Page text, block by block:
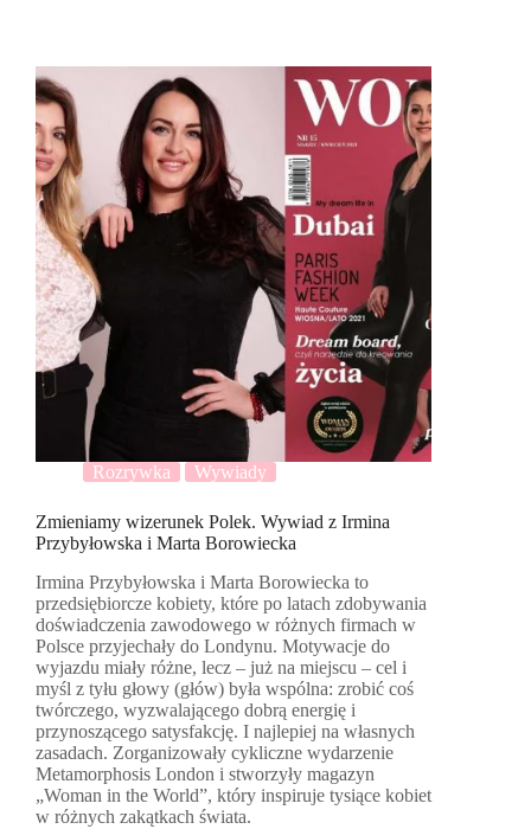
Rozrywka Wywiady
Zmieniamy wizerunek Polek. Wywiad z Irmina
Przybyłowska i Marta Borowiecka
Irmina Przybyłowska i Marta Borowiecka to
przedsiębiorcze kobiety, które po latach zdobywania
doświadczenia zawodowego w różnych firmach w
Polsce przyjechały do Londynu. Motywacje do
wyjazdu miały różne, lecz – już na miejscu – cel i
myśl z tyłu głowy (głów) była wspólna: zrobić coś
twórczego, wyzwalającego dobrą energię i
przynoszącego satysfakcję. I najlepiej na własnych
zasadach. Zorganizowały cykliczne wydarzenie
Metamorphosis London i stworzyły magazyn
„Woman in the World”, który inspiruje tysiące kobiet
w różnych zakątkach świata.